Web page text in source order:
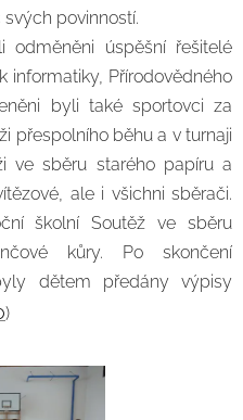
povinností.
odměněni úspěšní řešitelé
informatiky, Přírodovědného
byli také sportovci za
přespolního běhu a v turnaji
ve sběru starého papíru a
ale i všichni sběrači.
školní Soutěž ve sběru
kůry. Po skončení
dětem předány výpisy
)